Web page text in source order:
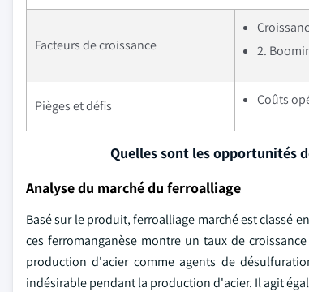
Facteurs de croissance
2.
Pièges et défis Coûts
Quelles sont les opportunités
Analyse du marché du ferroalliage
Basé sur le produit, ferroalliage marché est classé
ces ferromanganèse montre un taux de
production d'acier comme agents de
indésirable pendant la production d'acier. Il agit